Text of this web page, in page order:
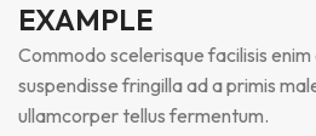
EXAMPLE
Commodo scelerisque facilisis
suspendisse fringilla ad a primis
ullamcorper tellus fermentum.